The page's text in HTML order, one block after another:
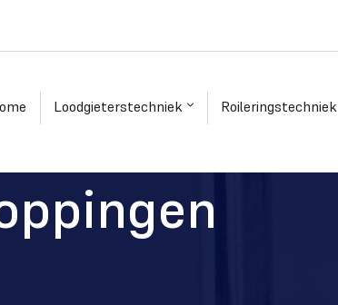
Loodgieterstechniek Roileringstechniek